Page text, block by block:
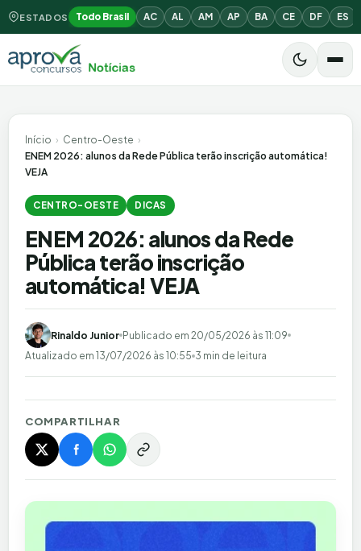
ESTADOS Todo Brasil AC AL AM AP BA CE DF ES
Início › Centro-Oeste ›
ENEM 2026: alunos da Rede Pública terão inscrição automática!
VEJA
CENTRO-OESTE DICAS
ENEM 2026: alunos da Rede
Pública terão inscrição
automática! VEJA
Rinaldo Junior Publicado em 20/05/2026 às 11:09
Atualizado em 13/07/2026 às 10:55 3 min de leitura
COMPARTILHAR